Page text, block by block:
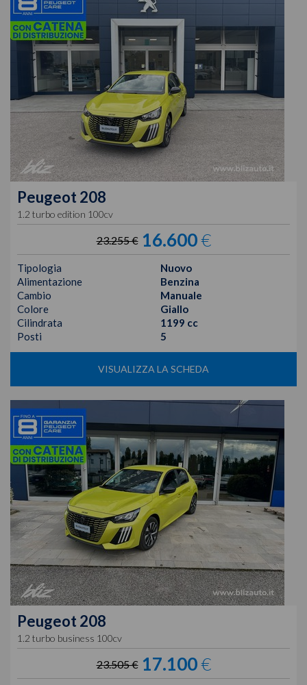
Peugeot 208
1.2 turbo edition 100cv
23.255 € 16.600€
Tipologia
Nuovo
Alimentazione
Benzina
Cambio
Manuale
Colore
Giallo
Cilindrata
1199 cc
Posti
5
VISUALIZZA LA SCHEDA
Peugeot 208
1.2 turbo business 100cv
23.505 € 17.100€